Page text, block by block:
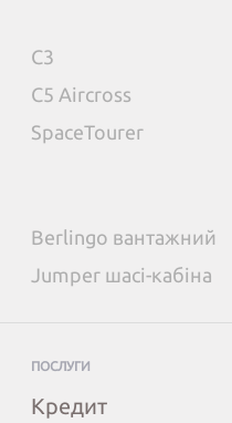
C3
C5 Aircross
SpaceTourer
Berlingo вантажний
Jumper шасі-кабіна
ПОСЛУГИ
Кредит